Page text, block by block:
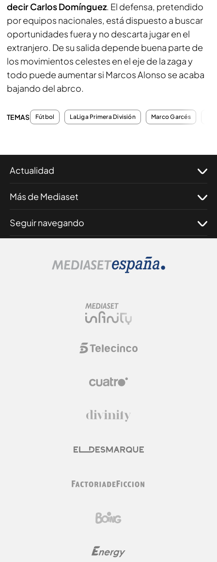
decir Carlos Domínguez. El defensa, pretendido
por equipos nacionales, está dispuesto a buscar
oportunidades fuera y no descarta jugar en el
extranjero. De su salida depende buena parte de
los movimientos celestes en el eje de la zaga y
todo puede aumentar si Marcos Alonso se acaba
bajando del abrco.
TEMAS Fútbol LaLiga Primera División Marco Garcés
Actualidad
Más de Mediaset
Seguir navegando